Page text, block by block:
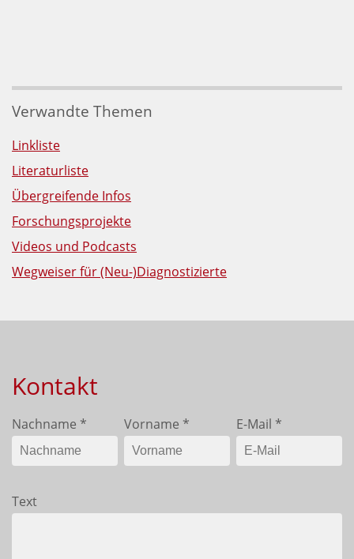
Verwandte Themen
Linkliste
Literaturliste
Übergreifende Infos
Forschungsprojekte
Videos und Podcasts
Wegweiser für (Neu-)Diagnostizierte
Kontakt
Nachname * Vorname * E-Mail *
Text